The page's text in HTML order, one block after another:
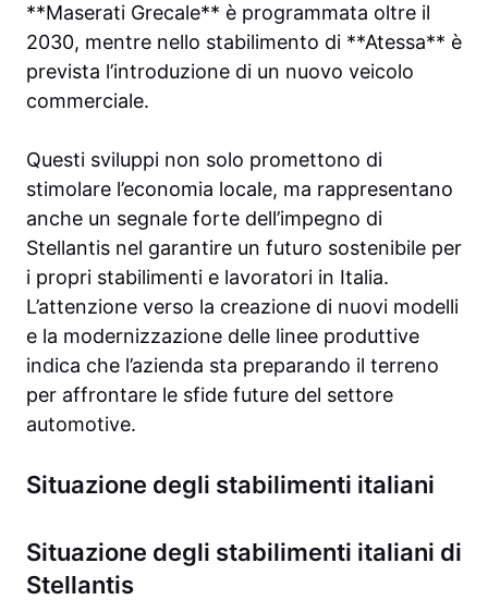
**Maserati Grecale** è programmata oltre il
2030, mentre nello stabilimento di **Atessa** è
prevista l’introduzione di un nuovo veicolo
commerciale.
Questi sviluppi non solo promettono di
stimolare l’economia locale, ma rappresentano
anche un segnale forte dell’impegno di
Stellantis nel garantire un futuro sostenibile per
i propri stabilimenti e lavoratori in Italia.
L’attenzione verso la creazione di nuovi modelli
e la modernizzazione delle linee produttive
indica che l’azienda sta preparando il terreno
per affrontare le sfide future del settore
automotive.
Situazione degli stabilimenti italiani
Situazione degli stabilimenti italiani di
Stellantis